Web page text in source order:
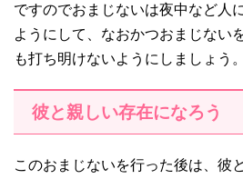
ですのでおまじないは夜中など人
ようにして、なおかつおまじない
も打ち明けないようにしましょう。
彼と親しい存在になろう
このおまじないを行った後は、彼